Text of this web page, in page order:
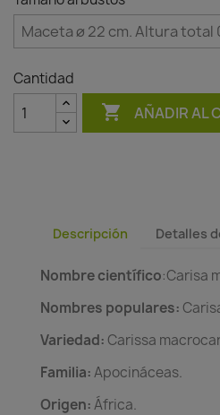
Cantidad
 AÑADIR AL
Descripción Detalles
Nombre científico:Carisa
Nombres populares:
Variedad: Carissa
Familia:Apocináceas.
Origen:África.